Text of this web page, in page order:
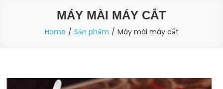
MÁY MÀI MÁY CẮT
Home Sản phẩm Máy mài máy cắt